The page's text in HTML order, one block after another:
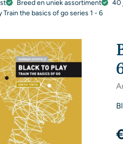
Breed en uniek assortiment 40
Train the basics of go series 1 - 6